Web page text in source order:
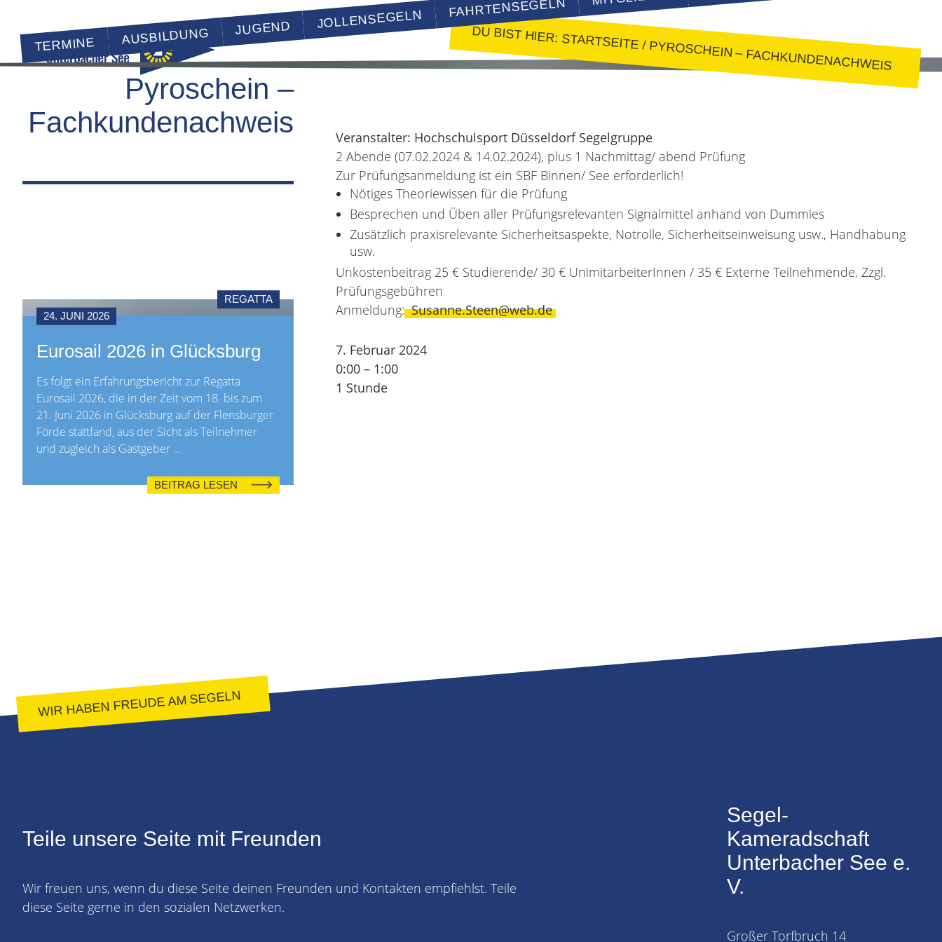
TERMINE AUSBILDUNG JUGEND JOLLENSEGELN FAHRTENSEGELN
DU BIST HIER: STARTSEITE/PYROSCHEIN – FACHKUNDENACHWEIS
Veranstalter: Hochschulsport Düsseldorf Segelgruppe
2 Abende (07.02.2024 & 14.02.2024), plus 1 Nachmittag/ abend Prüfung
Zur Prüfungsanmeldung ist ein SBF Binnen/ See erforderlich!
Nötiges Theoriewissen für die Prüfung
Besprechen und Üben aller Prüfungsrelevanten Signalmittel anhand von Dummies
Zusätzlich praxisrelevante Sicherheitsaspekte, Notrolle, Sicherheitseinweisung usw., Handhabung
usw.
Unkostenbeitrag 25 € Studierende/ 30 € UnimitarbeiterInnen / 35 € Externe Teilnehmende, Zzgl.
Prüfungsgebühren
Anmeldung: Susanne.Steen@web.de
7. Februar 2024
0:00 – 1:00
1 Stunde
Pyroschein –
Fachkundenachweis
REGATTA
24. JUNI 2026
Eurosail 2026 in Glücksburg
Es folgt ein Erfahrungsbericht zur Regatta
Eurosail 2026, die in der Zeit vom 18. bis zum
21. Juni 2026 in Glücksburg auf der Flensburger
Förde stattfand, aus der Sicht als Teilnehmer
und zugleich als Gastgeber …
BEITRAG LESEN
WIR HABEN FREUDE AM SEGELN
Teile unsere Seite mit Freunden
Wir freuen uns, wenn du diese Seite deinen Freunden und Kontakten empfiehlst. Teile
diese Seite gerne in den sozialen Netzwerken.
Segel-
Kameradschaft
Unterbacher See e.
V.
Großer Torfbruch 14